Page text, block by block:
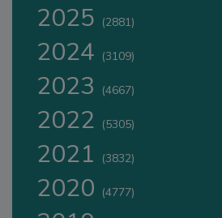
2025 (2881)
2024 (3109)
2023 (4667)
2022 (5305)
2021 (3832)
2020 (4777)